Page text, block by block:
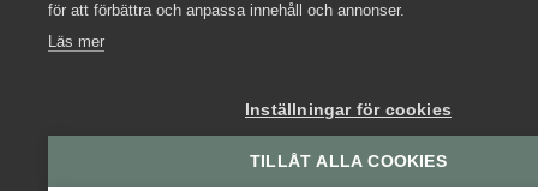
för att förbättra och anpassa innehåll och annonser.
Läs mer
Inställningar för cookies
TILLÅT ALLA COOKIES